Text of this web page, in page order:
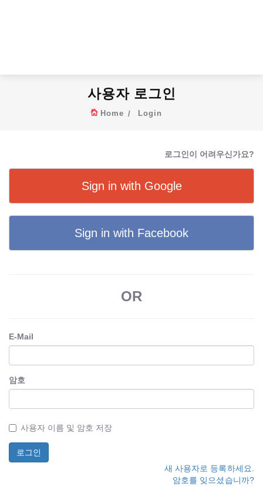
사용자 로그인
Home Login
로그인이 어려우신가요?
Sign in with Google
Sign in with Facebook
OR
E-Mail
암호
사용자 이름 및 암호 저장
새 사용자로 등록하세요.
암호를 잊으셨습니까?